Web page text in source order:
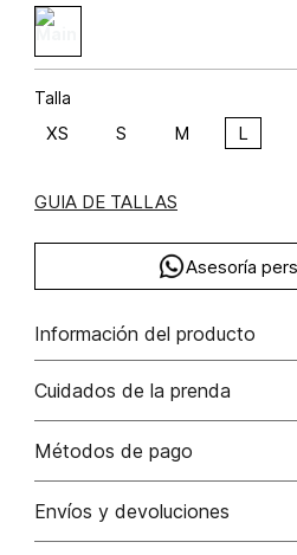
Talla
XS S M L
GUIA DE TALLAS
Asesoría
Información del producto
C49-rosé marfil poliéster 87%
poliéster/polyester13.00%
Cuidados de la prenda
No dejar en remojo /lavar por
No usar lejia
Métodos de pago
Tarjetas de crédito: Visa, Dinners,
Envíos y devoluciones